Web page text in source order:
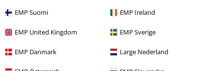
EMP Suomi EMP Ireland
EMP United Kingdom EMP Sverige
EMP Danmark Large Nederland
Returnér en vare
Generel størrelsesguide
Afslut mit Backstage Club medlemskab